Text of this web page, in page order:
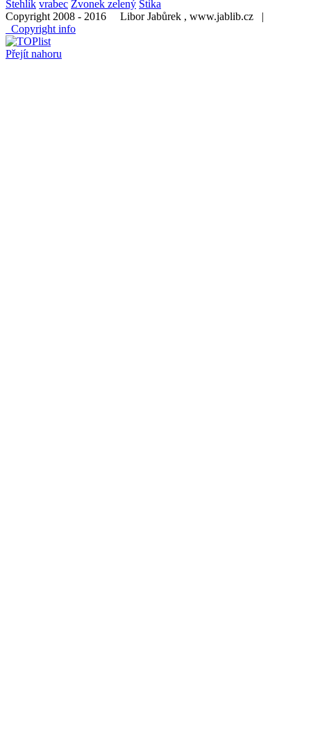
Stehlík vrabec Zvonek zelený Štika
Copyright 2008 - 2016 Libor Jabůrek , www.jablib.cz |
Copyright info
Přejít nahoru